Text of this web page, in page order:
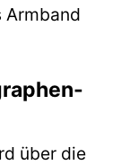
Armband
über die